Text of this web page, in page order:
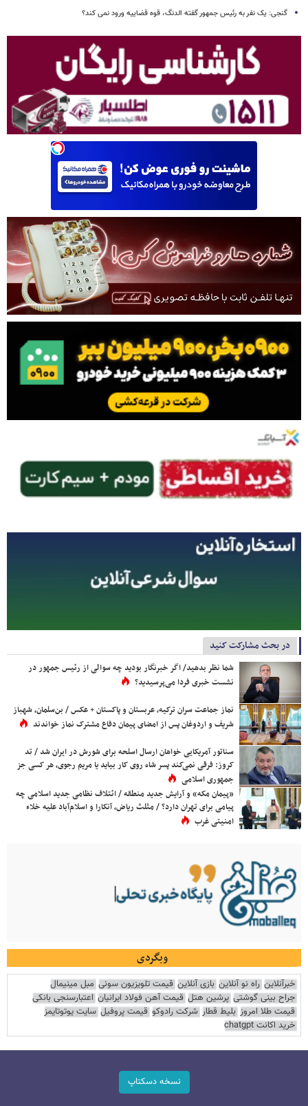
گنجی: یک نفر به رئیس جمهور گفته الدنگ، قوه قضاییه ورود نمی کند؟
در بحث مشارکت کنید
شما نظر بدهید/ اگر خبرنگار بودید چه سوالی از رئیس جمهور در
نشست خبری فردا می‌پرسیدید؟
نماز جماعت سران ترکیه، عربستان و پاکستان + عکس / بن‌سلمان، شهباز
شریف و اردوغان پس از امضای پیمان دفاع مشترک نماز خواندند
سناتور آمریکایی خواهان ارسال اسلحه برای شورش در ایران شد / تد
کروز: فرقی نمی‌کند پسر شاه روی کار بیاید یا مریم رجوی، هر کسی جز
جمهوری اسلامی
«پیمان مکه» و آرایش جدید منطقه / ائتلاف نظامی جدید اسلامی چه
پیامی برای تهران دارد؟ / مثلث ریاض، آنکارا و اسلام‌آباد علیه خلاء
امنیتی غرب
وبگردی
خبرآنلاین راه نو آنلاین بازی آنلاین قیمت تلویزیون سونی مبل مینیمال
جراح بینی گوشتی پرشین هتل قیمت آهن فولاد ایرانیان اعتبارسنجی بانکی
قیمت طلا امروز بلیط قطار شرکت رادوکو قیمت پروفیل سایت یوتوتایمز
خرید اکانت chatgpt
نسخه دسکتاپ